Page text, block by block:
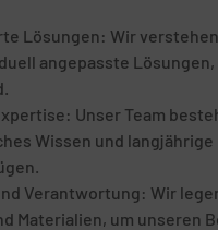
Lösungen: Wir
angepasste
Unser Team
Wissen und
Verantwortung: Wir
Materialien, um unseren